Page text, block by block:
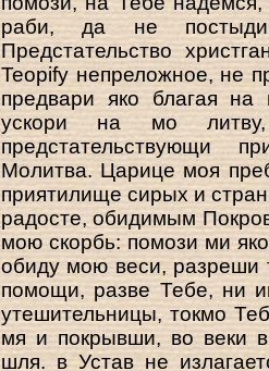
раби, да не
Предстательство
Teopify непреложное, не
предвари яко благая
ускори на мо
предстательствующи
Молитва. Царице моя
приятилище сирых и
радосте, обидимым
мою скорбь: помози ми
обиду мою веси, разреши
помощи, разве Тебе, ни
утешительницы, токмо
мя и покрывши, во веки
шля. в Устав не